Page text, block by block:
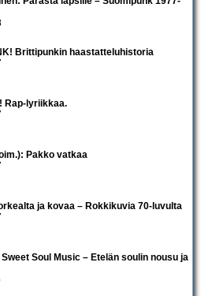
Brittipunkin haastatteluhistoria
Rap-lyriikkaa.
Pakko vatkaa
ja kovaa – Rokkikuvia 70-luvulta
Soul Music – Etelän soulin nousu ja